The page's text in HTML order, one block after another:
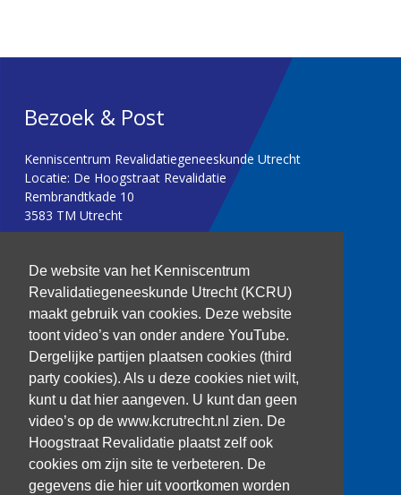
De website van het Kenniscentrum
Revalidatiegeneeskunde Utrecht (KCRU)
maakt gebruik van cookies. Deze website
toont video’s van onder andere YouTube.
Dergelijke partijen plaatsen cookies (third
party cookies). Als u deze cookies niet wilt,
kunt u dat hier aangeven. U kunt dan geen
video’s op de www.kcrutrecht.nl zien. De
Hoogstraat Revalidatie plaatst zelf ook
cookies om zijn site te verbeteren. De
gegevens die hier uit voortkomen worden
Bezoek & Post
Kenniscentrum Revalidatiegeneeskunde Utrecht
Locatie: De Hoogstraat Revalidatie
Rembrandtkade 10
3583 TM Utrecht
kenniscentrum@dehoogstraat.nl
Over het KCRU
Samenwerkingen
Onze onderzoekers
Procedure onderzoeker